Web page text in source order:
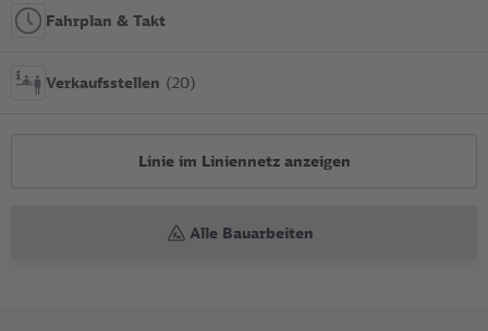
Fahrplan & Takt
Verkaufsstellen (20)
Linie im Liniennetz anzeigen
Alle Bauarbeiten